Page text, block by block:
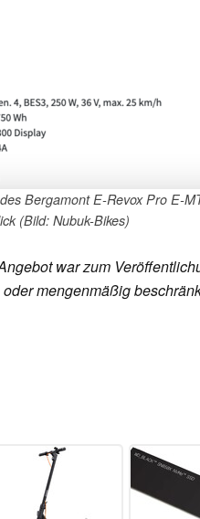
Bergamont E-Revox Pro E-
(Bild: Nubuk-Bikes)
war zum
mengenmäßig